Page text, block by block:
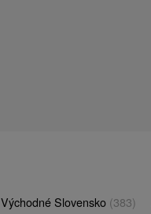
Východné Slovensko (383)